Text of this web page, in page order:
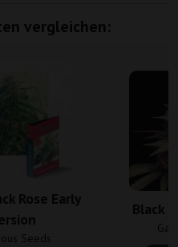
vergleichen:
Rose Early
Seeds
Black